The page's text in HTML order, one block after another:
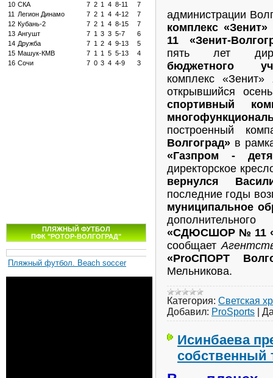
10 СКА 7 2 1 4 8-11
7
11
Легион Динамо 7 2 1 4 4-12
7
12 Кубань-2 7 2 1 4 8-15
7
13 Ангушт 7 1 3 3 5-7
6
14 Дружба 7 1 2 4 9-13
5
15 Машук-КМВ 7 1 1 5 5-13
4
16 Сочи 7 0 3 4 4-9 3
ПЛЯЖНЫЙ ФУТБОЛ
ПФК "РОТОР-ВОЛГОГРАД"
Пляжный футбол. Beach soccer
администрации
комплекс
11 «Зенит-
пять лет
бюджетного
комплекс «Зенит»
открывшийся
спортивный
построенный
Волгоград» в
«Газпром -
директорское
вернулся
последние годы
муниципальное
«СДЮСШОР № 11
сообщает
«ProСПОРТ
Мельникова.
Категория: Светская
Добавил: ProSports
Исинбаева
собственный